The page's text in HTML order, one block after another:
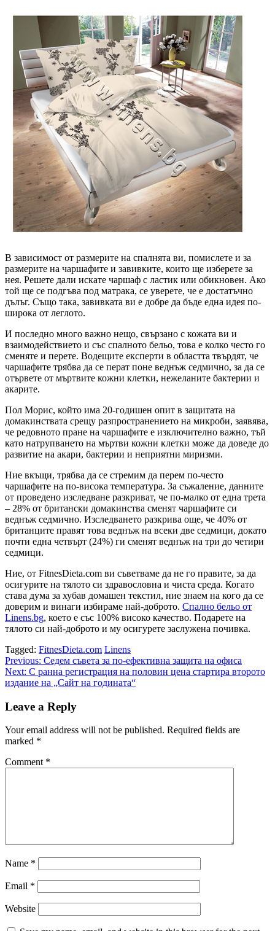
В зависимост от размерите на спалнята ви, помислете и за
размерите на чаршафите и завивките, които ще изберете за
нея. Решете дали искате чаршаф с ластик или обикновен. Ако
той ще се подгъва под матрака, се уверете, че е достатъчно
дълъг. Също така, завивката ви е добре да бъде една идея по-
широка от леглото.
И последно много важно нещо, свързано с кожата ви и
взаимодействието и със спалното бельо, това е колко често го
сменяте и перете. Водещите експерти в областта твърдят, че
чаршафите трябва да се перат поне веднъж седмично, за да се
отървете от мъртвите кожни клетки, нежеланите бактерии и
акарите.
Пол Морис, който има 20-годишен опит в защитата на
домакинствата срещу разпространението на микроби, заявява,
че редовното пране на чаршафите е изключително важно, тъй
като натрупването на мъртви кожни клетки може да доведе до
развитие на акари, бактерии и неприятни миризми.
Ние вкъщи, трябва да се стремим да перем по-често
чаршафите на по-висока температура. За съжаление, данните
от проведено изследване разкриват, че по-малко от една трета
– 28% от британски домакинства сменят чаршафите си
веднъж седмично. Изследването разкрива още, че 40% от
британците правят това веднъж на всеки две седмици, докато
почти една четвърт (24%) ги сменят веднъж на три до четири
седмици.
Ние, от FitnesDieta.com ви съветваме да не го правите, за да
осигурите на тялото си здравословна и чиста среда. Когато
става дума за хубав домашен текстил, ние знаем на кого да се
доверим и винаги избираме най-доброто. Спално бельо от
Linens.bg, което е със 100% високо качество. Подарете на
тялото си най-доброто и му осигурете заслужена почивка.
Tagged: FitnesDieta.com Linens
Post
navigation
Previous: Седем съвета за по-ефективна защита на офиса
Next: С ранна регистрация на половин цена стартира второто
издание на „Сайт на годината“
Leave a Reply
Your email address will not be published. Required fields are
marked *
Comment *
Name *
Email *
Website